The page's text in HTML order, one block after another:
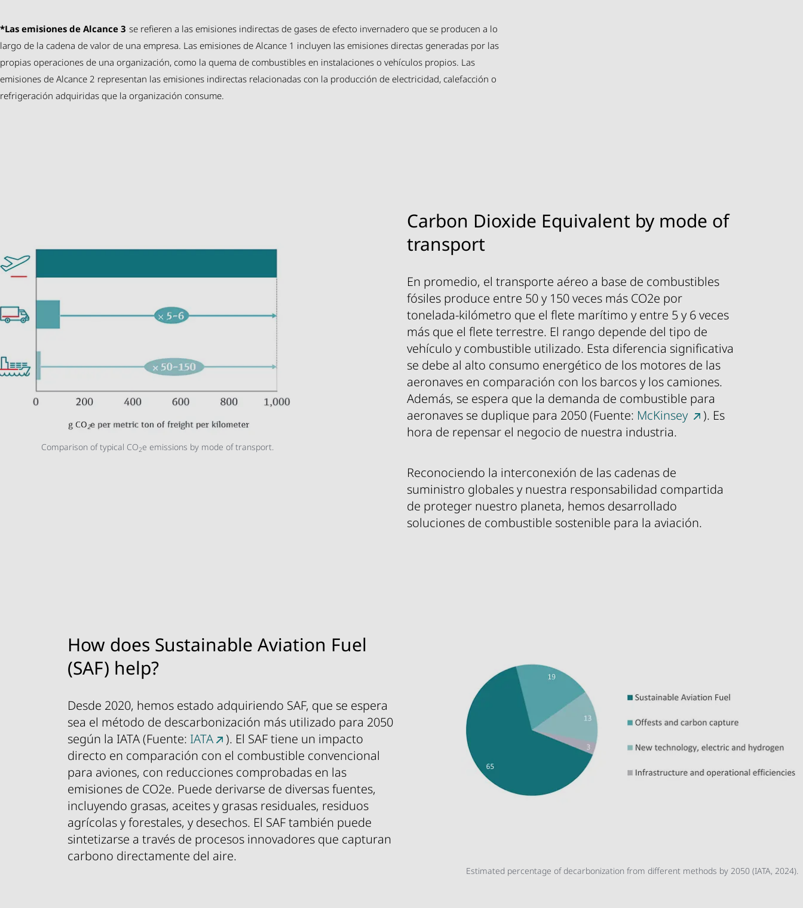
*Las emisiones de Alcance 3 se refieren a las emisiones indirectas de gases de efecto invernadero que se producen a lo
largo de la cadena de valor de una empresa. Las emisiones de Alcance 1 incluyen las emisiones directas generadas por las
propias operaciones de una organización, como la quema de combustibles en instalaciones o vehículos propios. Las
emisiones de Alcance 2 representan las emisiones indirectas relacionadas con la producción de electricidad, calefacción o
refrigeración adquiridas que la organización consume.
Comparison of typical CO2e emissions by mode of transport.
Carbon Dioxide Equivalent by mode of
transport
En promedio, el transporte aéreo a base de combustibles
fósiles produce entre 50 y 150 veces más CO2e por
tonelada-kilómetro que el flete marítimo y entre 5 y 6 veces
más que el flete terrestre. El rango depende del tipo de
vehículo y combustible utilizado. Esta diferencia significativa
se debe al alto consumo energético de los motores de las
aeronaves en comparación con los barcos y los camiones.
Además, se espera que la demanda de combustible para
aeronaves se duplique para 2050 (Fuente: McKinsey
). Es
hora de repensar el negocio de nuestra industria.
Reconociendo la interconexión de las cadenas de
suministro globales y nuestra responsabilidad compartida
de proteger nuestro planeta, hemos desarrollado
soluciones de combustible sostenible para la aviación.
Estimated percentage of decarbonization from different methods by 2050 (IATA, 2024).
How does Sustainable Aviation Fuel
(SAF) help?
Desde 2020, hemos estado adquiriendo SAF, que se espera
sea el método de descarbonización más utilizado para 2050
según la IATA (Fuente: IATA
). El SAF tiene un impacto
directo en comparación con el combustible convencional
para aviones, con reducciones comprobadas en las
emisiones de CO2e. Puede derivarse de diversas fuentes,
incluyendo grasas, aceites y grasas residuales, residuos
agrícolas y forestales, y desechos. El SAF también puede
sintetizarse a través de procesos innovadores que capturan
carbono directamente del aire.